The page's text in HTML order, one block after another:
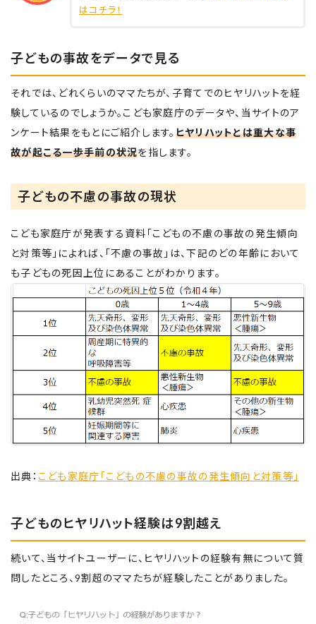
はコチラ！
子どもの事故をデータで見る
それでは、どれくらいのママたちが、子育てでのヒヤリハットを経
験しているのでしょうか。こども家庭庁のデータや、当サイトのア
ンケート結果をもとにご紹介します。 ヒヤリハットとは重大な事
故が起こる一歩手前の状況を指します。
子どもの不慮の事故の現状
こども家庭庁が発表する資料「こどもの不慮の事故の発生傾向
と対策等」によれば、「不慮の事故」は、下記のどの年齢において
も子どもの死因上位にあることがわかります。
出典： こども家庭庁「こどもの不慮の事故の発生傾向と対策等」
子どものヒヤリハット経験は9割越え
続いて、当サイトユーザーに、ヒヤリハットの経験有無について質
問したところ、9割超のママたちが経験したことがありました。